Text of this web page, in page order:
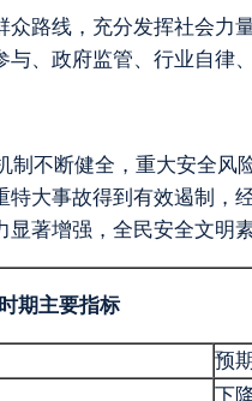
众路线，充分发挥社会力
、政府监管、行业自律
不断健全，重大安全
大事故得到有效遏制，
著增强，全民安全文明
期主要指标
预
下